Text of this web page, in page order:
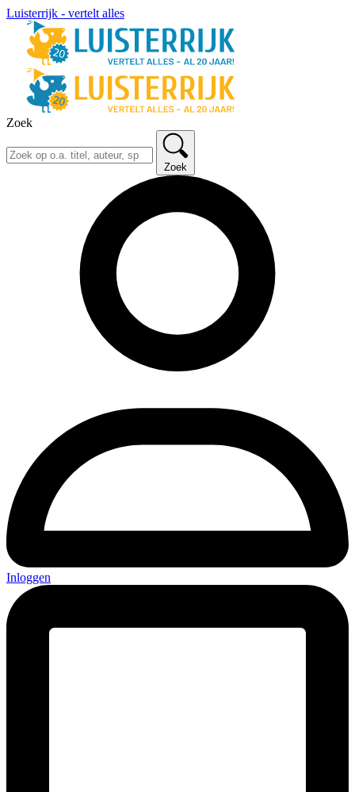
Luisterrijk - vertelt alles
Zoek
Zoek
Inloggen